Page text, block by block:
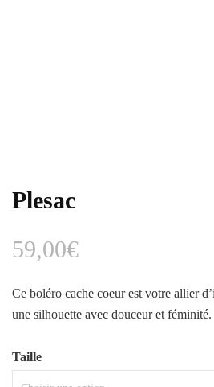
Plesac
59,00€
Ce boléro cache coeur est votre allier
une silhouette avec douceur et féminité.
Taille